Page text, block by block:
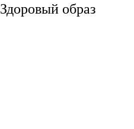
Здоровый образ